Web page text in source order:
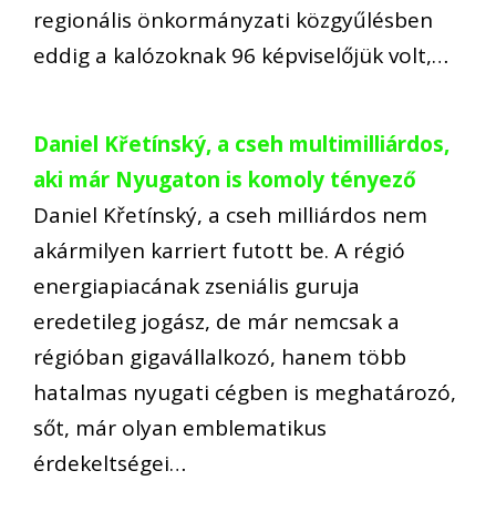
regionális önkormányzati közgyűlésben
eddig a kalózoknak 96 képviselőjük volt,…
Daniel Křetínský, a cseh multimilliárdos,
aki már Nyugaton is komoly tényező
Daniel Křetínský, a cseh milliárdos nem
akármilyen karriert futott be. A régió
energiapiacának zseniális guruja
eredetileg jogász, de már nemcsak a
régióban gigavállalkozó, hanem több
hatalmas nyugati cégben is meghatározó,
sőt, már olyan emblematikus
érdekeltségei…